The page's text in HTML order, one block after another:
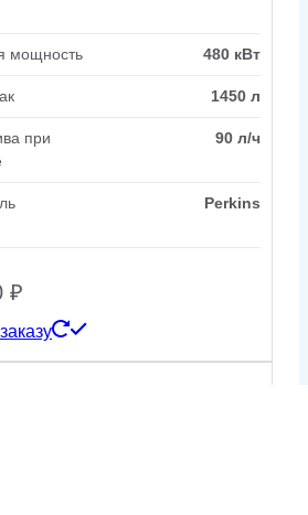
мощность 480 кВт
1450 л
при
90 л/ч
Perkins
₽